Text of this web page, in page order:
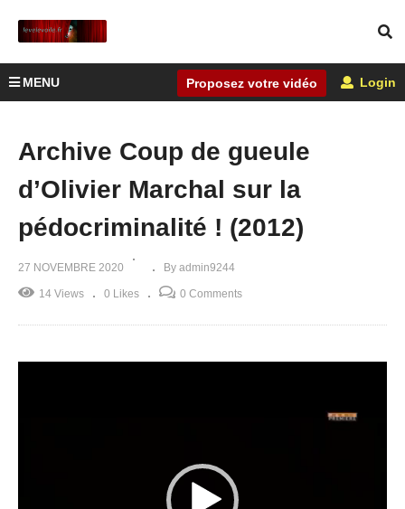
MENU Proposez votre vidéo Login
Archive Coup de gueule
d’Olivier Marchal sur la
pédocriminalité ! (2012)
27 NOVEMBRE 2020 By admin9244
14 Views 0 Likes 0 Comments